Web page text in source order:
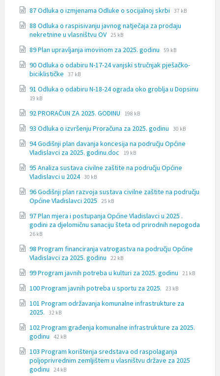
docx
87 Odluka o izmjenama Odluke o socijalnoj skrbi File
docx
File
37 kB
88 Odluka o raspisivanju javnog natječaja za prodaju
nekretnine u vlasništvu OV File
docx
File
25 kB
89 Plan upravljanja imovinom za 2025. godinu File
docx
File
59 kB
90 Odluka o odabiru N-17-24 vanjski stručnjak pješačko-
biciklističke File
docx
File
37 kB
91 Odluka o odabiru N-18-24 ograda oko groblja u Dopsinu
File
docx
File
19 kB
92 PRORAČUN ZA 2025. GODINU
File
docx
File
198 kB
93 Odluka o izvršenju Proračuna za 2025. godinu File
docx
File
30 kB
94 Godišnji plan davanja koncesija na području Općine
Vladislavci za 2025. godinu.doc
File
docx
File
19 kB
95 Analiza sustava civilne zaštite na području Općine
Vladislavci u 2024 File
docx
File
30 kB
96 Godišnji plan razvoja sustava civilne zaštite na području
Općine Vladislavci 2025 File
docx
File
25 kB
97 Plan mjera i postupanja Općine Vladislavci u 2025 .
godini za djelomičnu sanaciju šteta od prirodnih nepogoda
File
docx
File
26 kB
98 Program financiranja vatrogastva na području Općine
Vladislavci za 2025. godinu File
docx
File
22 kB
99 Program javnih potreba u kulturi za 2025. godinu File
File
21 kB
100 Program javnih potreba u sportu za 2025. File
docx
File
23 kB
101 Program održavanja komunalne infrastrukture za
2025. File
docx
File
32 kB
102 Program građenja komunalne infrastrukture za 2025.
godinu File
docx
File
42 kB
103 Program korištenja sredstava od raspolaganja
poljoprivrednim zemljištem u vlasništvu države za 2025
godinu File
File
24 kB